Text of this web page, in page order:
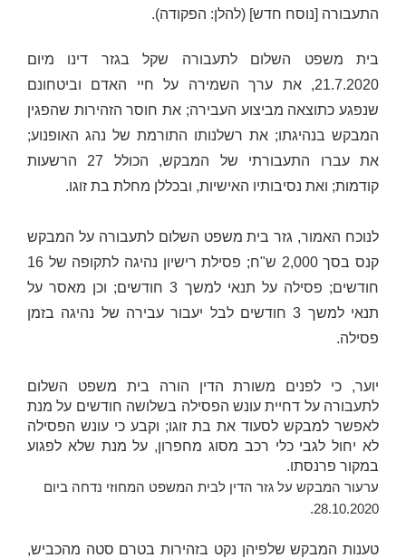
התעבורה [נוסח חדש] (להלן: הפקודה).
בית משפט השלום לתעבורה שקל בגזר דינו מיום
21.7.2020, את ערך השמירה על חיי האדם וביטחונם
שנפגע כתוצאה מביצוע העבירה; את חוסר הזהירות שהפגין
המבקש בנהיגתו; את רשלנותו התורמת של נהג האופנוע;
את עברו התעבורתי של המבקש, הכולל 27 הרשעות
קודמות; ואת נסיבותיו האישיות, ובכללן מחלת בת זוגו.
לנוכח האמור, גזר בית משפט השלום לתעבורה על המבקש
קנס בסך 2,000 ש"ח; פסילת רישיון נהיגה לתקופה של 16
חודשים; פסילה על תנאי למשך 3 חודשים; וכן מאסר על
תנאי למשך 3 חודשים לבל יעבור עבירה של נהיגה בזמן
פסילה.
יוער, כי לפנים משורת הדין הורה בית משפט השלום
לתעבורה על דחיית עונש הפסילה בשלושה חודשים על מנת
לאפשר למבקש לסעוד את בת זוגו; וקבע כי עונש הפסילה
לא יחול לגבי כלי רכב מסוג מחפרון, על מנת שלא לפגוע
במקור פרנסתו.
ערעור המבקש על גזר הדין לבית המשפט המחוזי נדחה ביום
28.10.2020.
טענות המבקש שלפיהן נקט בזהירות בטרם סטה מהכביש,